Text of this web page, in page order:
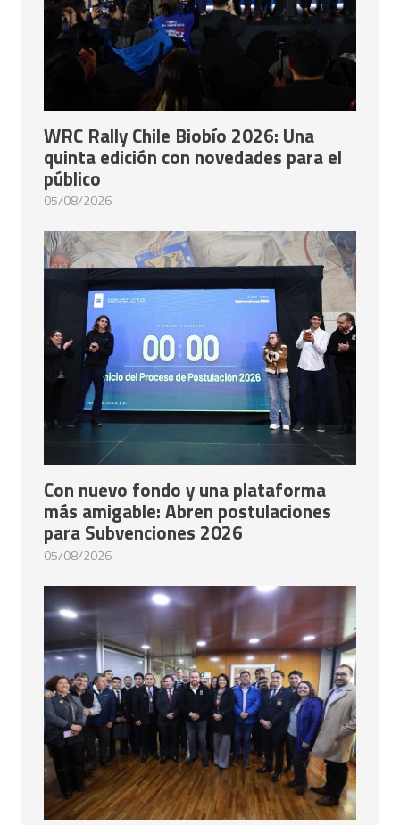
WRC Rally Chile Biobío 2026: Una
quinta edición con novedades para el
público
05/08/2026
Con nuevo fondo y una plataforma
más amigable: Abren postulaciones
para Subvenciones 2026
05/08/2026